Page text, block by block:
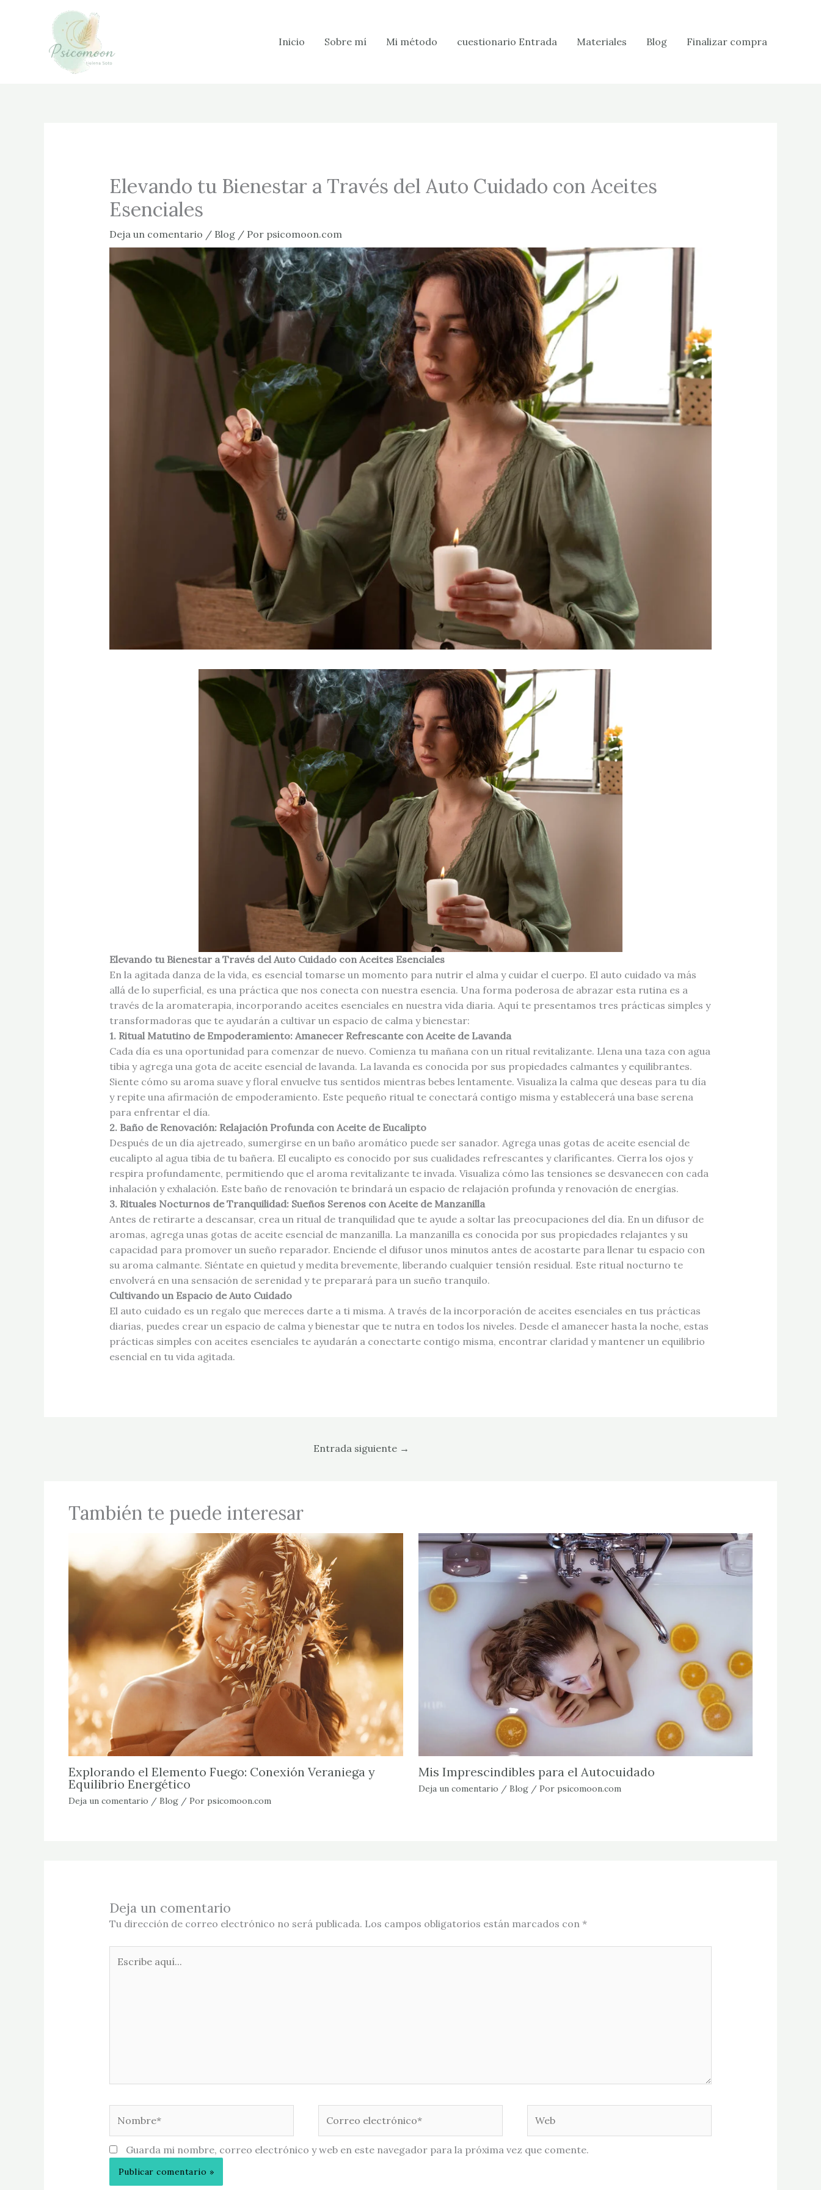
Inicio Sobre mí Mi método cuestionario Entrada Materiales Blog Finalizar compra
Elevando tu Bienestar a Través del Auto Cuidado con Aceites
Esenciales
Deja un comentario / Blog/ Por psicomoon.com
Elevando tu Bienestar a Través del Auto Cuidado con Aceites Esenciales
En la agitada danza de la vida, es esencial tomarse un momento para nutrir el alma y cuidar el cuerpo. El auto cuidado va más
allá de lo superficial, es una práctica que nos conecta con nuestra esencia. Una forma poderosa de abrazar esta rutina es a
través de la aromaterapia, incorporando aceites esenciales en nuestra vida diaria. Aquí te presentamos tres prácticas simples y
transformadoras que te ayudarán a cultivar un espacio de calma y bienestar:
1. Ritual Matutino de Empoderamiento: Amanecer Refrescante con Aceite de Lavanda
Cada día es una oportunidad para comenzar de nuevo. Comienza tu mañana con un ritual revitalizante. Llena una taza con agua
tibia y agrega una gota de aceite esencial de lavanda. La lavanda es conocida por sus propiedades calmantes y equilibrantes.
Siente cómo su aroma suave y floral envuelve tus sentidos mientras bebes lentamente. Visualiza la calma que deseas para tu día
y repite una afirmación de empoderamiento. Este pequeño ritual te conectará contigo misma y establecerá una base serena
para enfrentar el día.
2. Baño de Renovación: Relajación Profunda con Aceite de Eucalipto
Después de un día ajetreado, sumergirse en un baño aromático puede ser sanador. Agrega unas gotas de aceite esencial de
eucalipto al agua tibia de tu bañera. El eucalipto es conocido por sus cualidades refrescantes y clarificantes. Cierra los ojos y
respira profundamente, permitiendo que el aroma revitalizante te invada. Visualiza cómo las tensiones se desvanecen con cada
inhalación y exhalación. Este baño de renovación te brindará un espacio de relajación profunda y renovación de energías.
3. Rituales Nocturnos de Tranquilidad: Sueños Serenos con Aceite de Manzanilla
Antes de retirarte a descansar, crea un ritual de tranquilidad que te ayude a soltar las preocupaciones del día. En un difusor de
aromas, agrega unas gotas de aceite esencial de manzanilla. La manzanilla es conocida por sus propiedades relajantes y su
capacidad para promover un sueño reparador. Enciende el difusor unos minutos antes de acostarte para llenar tu espacio con
su aroma calmante. Siéntate en quietud y medita brevemente, liberando cualquier tensión residual. Este ritual nocturno te
envolverá en una sensación de serenidad y te preparará para un sueño tranquilo.
Cultivando un Espacio de Auto Cuidado
El auto cuidado es un regalo que mereces darte a ti misma. A través de la incorporación de aceites esenciales en tus prácticas
diarias, puedes crear un espacio de calma y bienestar que te nutra en todos los niveles. Desde el amanecer hasta la noche, estas
prácticas simples con aceites esenciales te ayudarán a conectarte contigo misma, encontrar claridad y mantener un equilibrio
esencial en tu vida agitada.
Entrada siguiente →
También te puede interesar
Explorando el Elemento Fuego: Conexión Veraniega y
Equilibrio Energético
Deja un comentario / Blog / Por psicomoon.com
Mis Imprescindibles para el Autocuidado
Deja un comentario / Blog/ Por psicomoon.com
Deja un comentario
Tu dirección de correo electrónico no será publicada. Los campos obligatorios están marcados con *
aquí...
electrónico*
Guarda mi nombre, correo electrónico y web en este navegador para la próxima vez que comente.